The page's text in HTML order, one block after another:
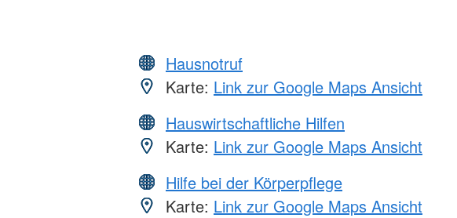
Hausnotruf
Karte: Link zur Google Maps Ansicht
Hauswirtschaftliche Hilfen
Karte: Link zur Google Maps Ansicht
Hilfe bei der Körperpflege
Karte: Link zur Google Maps Ansicht